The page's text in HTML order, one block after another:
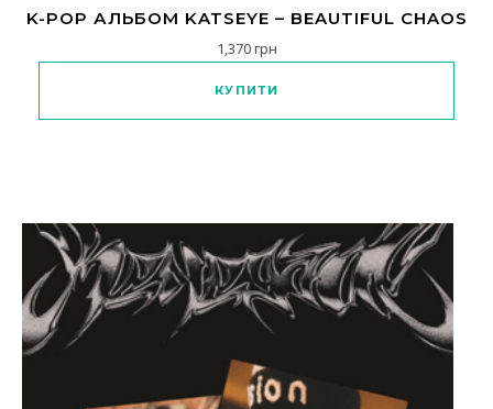
K-POP АЛЬБОМ KATSEYE – BEAUTIFUL CHAOS
1,370грн
КУПИТИ